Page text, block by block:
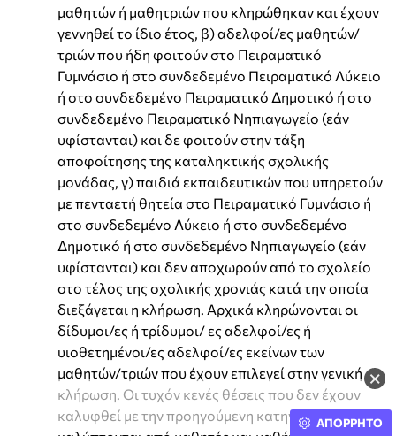
×
μαθητών ή μαθητριών που κληρώθηκαν και έχουν
γεννηθεί το ίδιο έτος, β) αδελφοί/ες μαθητών/
τριών που ήδη φοιτούν στο Πειραματικό
Γυμνάσιο ή στο συνδεδεμένο Πειραματικό Λύκειο
ή στο συνδεδεμένο Πειραματικό Δημοτικό ή στο
συνδεδεμένο Πειραματικό Νηπιαγωγείο (εάν
υφίστανται) και δε φοιτούν στην τάξη
αποφοίτησης της καταληκτικής σχολικής
μονάδας, γ) παιδιά εκπαιδευτικών που υπηρετούν
με πενταετή θητεία στο Πειραματικό Γυμνάσιο ή
στο συνδεδεμένο Λύκειο ή στο συνδεδεμένο
Δημοτικό ή στο συνδεδεμένο Νηπιαγωγείο (εάν
υφίστανται) και δεν αποχωρούν από το σχολείο
στο τέλος της σχολικής χρονιάς κατά την οποία
διεξάγεται η κλήρωση. Αρχικά κληρώνονται οι
δίδυμοι/ες ή τρίδυμοι/ ες αδελφοί/ες ή
υιοθετημένοι/ες αδελφοί/ες εκείνων των
μαθητών/τριών που έχουν επιλεγεί στην γενική
κλήρωση. Οι τυχόν κενές θέσεις που δεν έχουν
καλυφθεί με την προηγούμενη κατηγορίαΑΠΟΡΡΗΤΟ